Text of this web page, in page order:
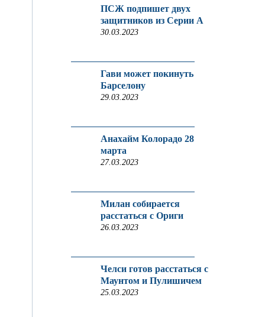
ПСЖ подпишет двух
защитников из Серии A
30.03.2023
Гави может покинуть
Барселону
29.03.2023
Анахайм Колорадо 28
марта
27.03.2023
Милан собирается
расстаться с Ориги
26.03.2023
Челси готов расстаться с
Маунтом и Пулишичем
25.03.2023